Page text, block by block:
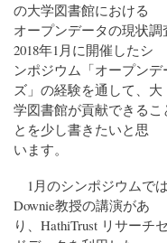
の大学図書館における
オープンデータの現状
2018年1月に開催したシ
ンポジウム「オープン
ズ」の経験を通して、大
学図書館が貢献できる
とを少し書きたいと思
います。
1月のシンポジウムで
Downie教授の講演があ
り、HathiTrust リサーチ